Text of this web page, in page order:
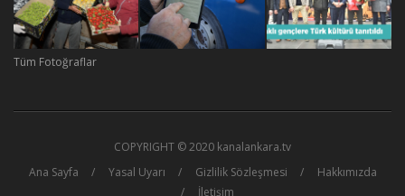
Tüm Fotoğraflar
COPYRIGHT © 2020 kanalankara.tv
Ana Sayfa
Yasal Uyarı Gizlilik Sözleşmesi
Hakkımızda
İletişim